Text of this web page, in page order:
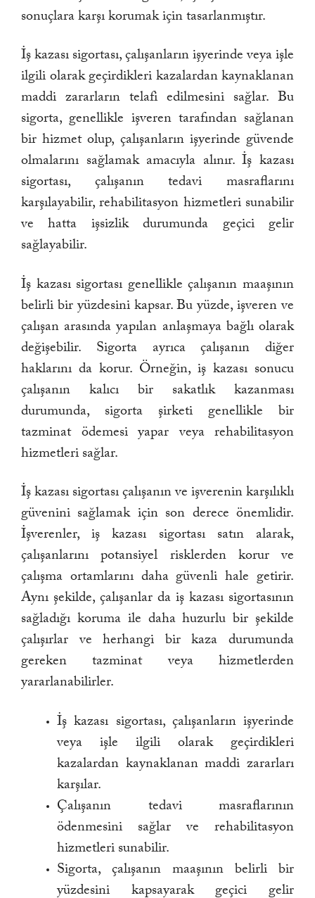
sonuçlara karşı korumak için tasarlanmıştır.
İş kazası sigortası, çalışanların işyerinde veya işle
ilgili olarak geçirdikleri kazalardan kaynaklanan
maddi zararların telafi edilmesini sağlar. Bu
sigorta, genellikle işveren tarafından sağlanan
bir hizmet olup, çalışanların işyerinde güvende
olmalarını sağlamak amacıyla alınır. İş kazası
sigortası, çalışanın tedavi masraflarını
karşılayabilir, rehabilitasyon hizmetleri sunabilir
ve hatta işsizlik durumunda geçici gelir
sağlayabilir.
İş kazası sigortası genellikle çalışanın maaşının
belirli bir yüzdesini kapsar. Bu yüzde, işveren ve
çalışan arasında yapılan anlaşmaya bağlı olarak
değişebilir. Sigorta ayrıca çalışanın diğer
haklarını da korur. Örneğin, iş kazası sonucu
çalışanın kalıcı bir sakatlık kazanması
durumunda, sigorta şirketi genellikle bir
tazminat ödemesi yapar veya rehabilitasyon
hizmetleri sağlar.
İş kazası sigortası çalışanın ve işverenin karşılıklı
güvenini sağlamak için son derece önemlidir.
İşverenler, iş kazası sigortası satın alarak,
çalışanlarını potansiyel risklerden korur ve
çalışma ortamlarını daha güvenli hale getirir.
Aynı şekilde, çalışanlar da iş kazası sigortasının
sağladığı koruma ile daha huzurlu bir şekilde
çalışırlar ve herhangi bir kaza durumunda
gereken tazminat veya hizmetlerden
yararlanabilirler.
İş kazası sigortası, çalışanların işyerinde
veya işle ilgili olarak geçirdikleri
kazalardan kaynaklanan maddi zararları
karşılar.
Çalışanın tedavi masraflarının
ödenmesini sağlar ve rehabilitasyon
hizmetleri sunabilir.
Sigorta, çalışanın maaşının belirli bir
yüzdesini kapsayarak geçici gelir